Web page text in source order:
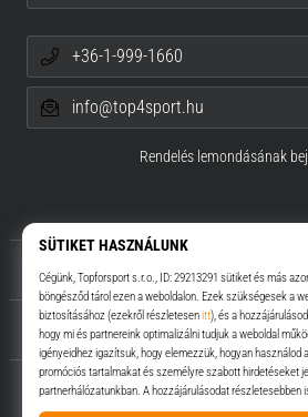
Rólunk
Ügyfélszolgálat
+36-1-999-1660
info@top4sport.hu
Rendelés lemondásának